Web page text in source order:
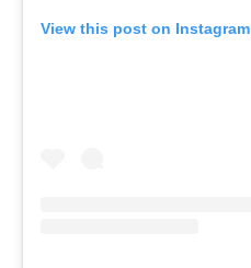
View this post on Instagram